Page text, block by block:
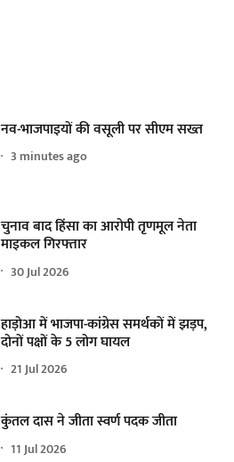
नव-भाजपाइयों की वसूली पर सीएम सख्त
3 minutes ago
चुनाव बाद हिंसा का आरोपी तृणमूल नेता
माइकल गिरफ्तार
30 Jul 2026
हाड़ोआ में भाजपा-कांग्रेस समर्थकों में झड़प,
दोनों पक्षों के 5 लोग घायल
21 Jul 2026
कुंतल दास ने जीता स्वर्ण पदक जीता
11 Jul 2026